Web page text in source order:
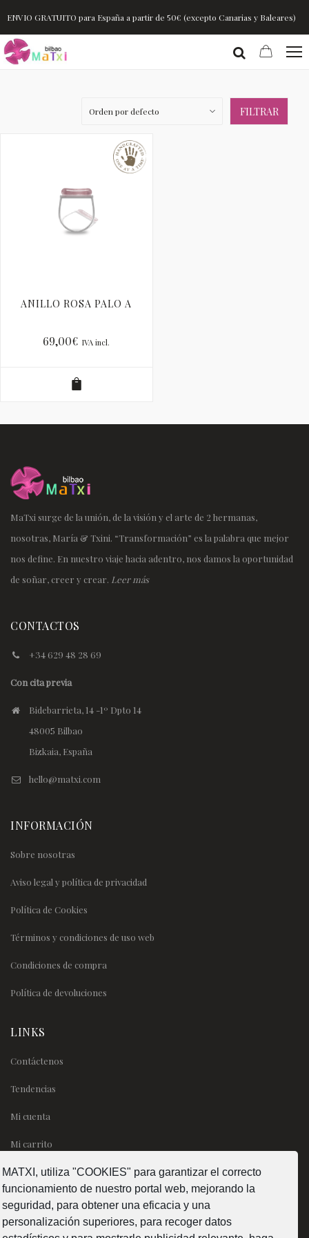
MATXI, utiliza "COOKIES" para garantizar el correcto
funcionamiento de nuestro portal web, mejorando la
seguridad, para obtener una eficacia y una
personalización superiores, para recoger datos
ENVIO GRATUITO para España a partir de 50€ (excepto Canarias y Baleares)
FILTRAR
ANILLO ROSA PALO A
69,00€ IVA incl.
MaTxi surge de la unión, de la visión y el arte de 2 hermanas,
nosotras, María & Txini. “Transformación” es la palabra que mejor
nos define. En nuestro viaje hacia adentro, nos damos la oportunidad
de soñar, creer y crear. Leer más
CONTACTOS
+34 629 48 28 69
Con cita previa
Bidebarrieta, 14 -1º Dpto 14
48005 Bilbao
Bizkaia, España
hello@matxi.com
INFORMACIÓN
Sobre nosotras
Aviso legal y política de privacidad
Política de Cookies
Términos y condiciones de uso web
Condiciones de compra
Política de devoluciones
LINKS
Contáctenos
Tendencias
Mi cuenta
Mi carrito
SÍGUENOS